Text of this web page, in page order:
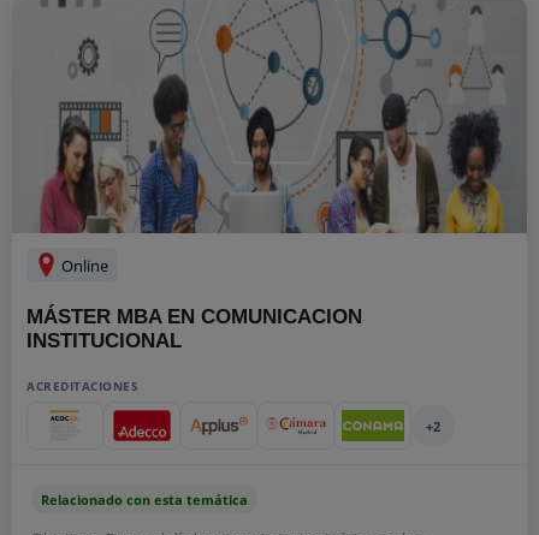
Online
MÁSTER MBA EN COMUNICACION
INSTITUCIONAL
ACREDITACIONES
+2
Relacionado con esta temática